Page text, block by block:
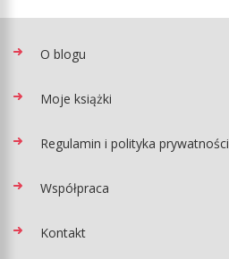
O blogu
Moje książki
Regulamin i polityka prywatności
Współpraca
Kontakt